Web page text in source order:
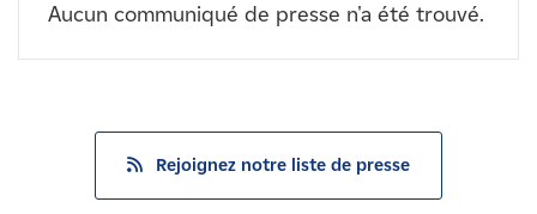
Aucun communiqué de presse n'a été trouvé.
Rejoignez notre liste de presse